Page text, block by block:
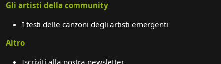
Gli artisti della community
I testi delle canzoni degli artisti emergenti
Altro
Iscriviti alla nostra newsletter